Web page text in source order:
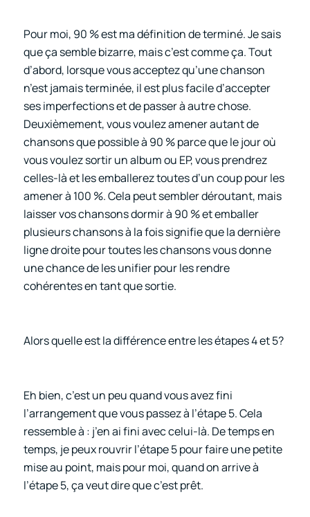
Pour moi, 90 % est ma définition de terminé. Je sais
que ça semble bizarre, mais c’est comme ça. Tout
d’abord, lorsque vous acceptez qu’une chanson
n’est jamais terminée, il est plus facile d’accepter
ses imperfections et de passer à autre chose.
Deuxièmement, vous voulez amener autant de
chansons que possible à 90 % parce que le jour où
vous voulez sortir un album ou EP, vous prendrez
celles-là et les emballerez toutes d’un coup pour les
amener à 100 %. Cela peut sembler déroutant, mais
laisser vos chansons dormir à 90 % et emballer
plusieurs chansons à la fois signifie que la dernière
ligne droite pour toutes les chansons vous donne
une chance de les unifier pour les rendre
cohérentes en tant que sortie.
Alors quelle est la différence entre les étapes 4 et 5?
Eh bien, c’est un peu quand vous avez fini
l’arrangement que vous passez à l’étape 5. Cela
ressemble à : j’en ai fini avec celui-là. De temps en
temps, je peux rouvrir l’étape 5 pour faire une petite
mise au point, mais pour moi, quand on arrive à
l’étape 5, ça veut dire que c’est prêt.